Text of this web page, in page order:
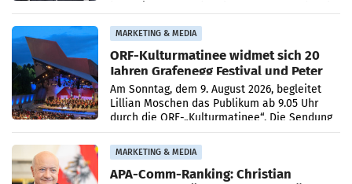
MARKETING & MEDIA
ORF-Kulturmatinee widmet sich 20
Jahren Grafenegg Festival und Peter
Simonischek
Am Sonntag, dem 9. August 2026, begleitet
Lillian Moschen das Publikum ab 9.05 Uhr
durch die ORF-„Kulturmatinee“. Die Sendung
startet mit der Dokumentation „20 Jahre
Grafenegg
MARKETING & MEDIA
APA-Comm-Ranking: Christian